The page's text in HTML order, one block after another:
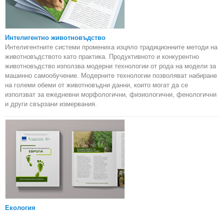
Интелигентно животновъдство
Интелигентните системи промениха изцяло традиционните методи на
животновъдството като практика. Продуктивното и конкурентно
животновъдство използва модерни технологии от рода на модели за
машинно самообучение. Модерните технологии позволяват набиране
на големи обеми от животновъдни данни, които могат да се
използват за ежедневни морфологични, физиологични, фенологични
и други свързани измервания.
Екология